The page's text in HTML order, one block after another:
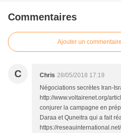
Commentaires
Ajouter un commentaire
C Chris 28/05/2018 17:19
Négociations secrètes Iran-
http://www.voltairenet.org/
conjurer la campagne en
Daraa et Quneitra qui a fait
https://